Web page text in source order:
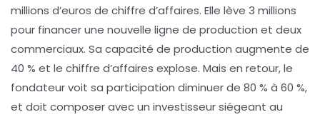
millions d’euros de chiffre d’affaires. Elle lève 3 millions
pour financer une nouvelle ligne de production et deux
commerciaux. Sa capacité de production augmente de
40 % et le chiffre d’affaires explose. Mais en retour, le
fondateur voit sa participation diminuer de 80 % à 60 %,
et doit composer avec un investisseur siégeant au